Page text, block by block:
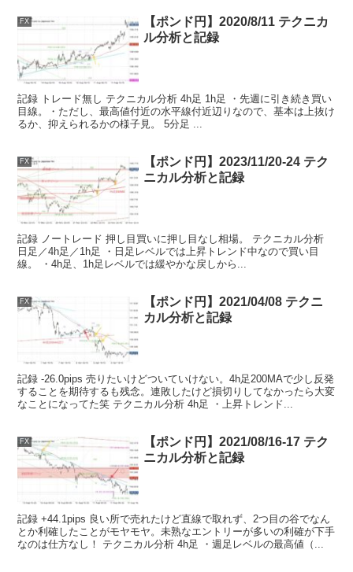
FX
【ポンド円】2020/8/11 テクニカ
ル分析と記録
記録 トレード無し テクニカル分析 4h足 1h足 ・先週に引き続き買い
目線。・ただし、最高値付近の水平線付近辺りなので、基本は上抜け
るか、抑えられるかの様子見。 5分足 ...
FX
【ポンド円】2023/11/20-24 テク
ニカル分析と記録
記録 ノートレード 押し目買いに押し目なし相場。 テクニカル分析
日足／4h足／1h足 ・日足レベルでは上昇トレンド中なので買い目
線。 ・4h足、1h足レベルでは緩やかな戻しから...
FX
【ポンド円】2021/04/08 テクニ
カル分析と記録
記録 -26.0pips 売りたいけどついていけない。4h足200MAで少し反発
することを期待するも残念。連敗したけど損切りしてなかったら大変
なことになってた笑 テクニカル分析 4h足 ・上昇トレンド...
FX
【ポンド円】2021/08/16-17 テク
ニカル分析と記録
記録 +44.1pips 良い所で売れたけど直線で取れず、2つ目の谷でなん
とか利確したことがモヤモヤ。未熟なエントリーが多いの利確が下手
なのは仕方なし！ テクニカル分析 4h足 ・週足レベルの最高値（...